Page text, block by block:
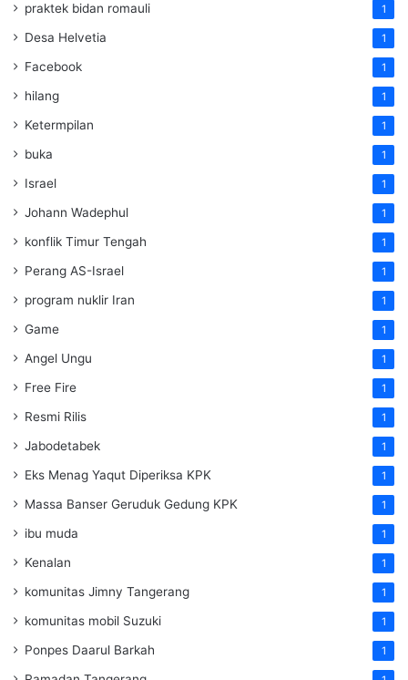
praktek bidan romauli 1
Desa Helvetia 1
Facebook 1
hilang 1
Ketermpilan 1
buka 1
Israel 1
Johann Wadephul 1
konflik Timur Tengah 1
Perang AS-Israel 1
program nuklir Iran 1
Game 1
Angel Ungu 1
Free Fire 1
Resmi Rilis 1
Jabodetabek 1
Eks Menag Yaqut Diperiksa KPK 1
Massa Banser Geruduk Gedung KPK 1
ibu muda 1
Kenalan 1
komunitas Jimny Tangerang 1
komunitas mobil Suzuki 1
Ponpes Daarul Barkah 1